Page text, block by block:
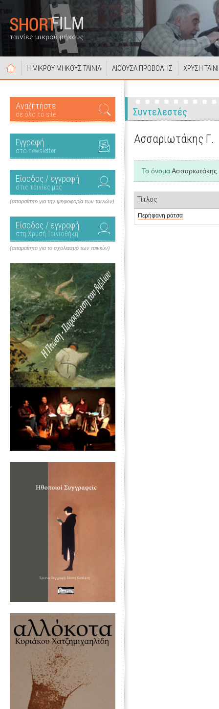
Η ΜΙΚΡΟΥ ΜΗΚΟΥΣ ΤΑΙΝΙΑ ΑΙΘΟΥΣΑ ΠΡΟΒΟΛΗΣ ΧΡΥΣΗ
Αναζητήστε
σε όλο το site
Εγγραφή
στο newsletter
Είσοδος / εγγραφή
στις ταινίες μας
(απαραίτητο για την ψηφοφορία των ταινιών)
Είσοδος / εγγραφή
στη Χρυσή Ταινιοθήκη
(απαραίτητο για το σχολιασμό των ταινιών)
Συντελεστές
Ασσαριωτάκης Γ.
Το όνομαΑσσαριωτάκης
Τίτλος
Περήφανη ράτσα